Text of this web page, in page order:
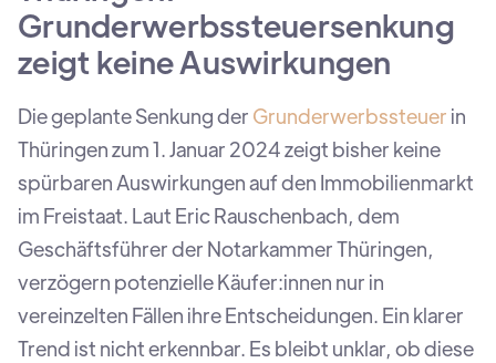
Grunderwerbssteuersenkung
zeigt keine Auswirkungen
Die geplante Senkung der Grunderwerbssteuer in
Thüringen zum 1. Januar 2024 zeigt bisher keine
spürbaren Auswirkungen auf den Immobilienmarkt
im Freistaat. Laut Eric Rauschenbach, dem
Geschäftsführer der Notarkammer Thüringen,
verzögern potenzielle Käufer:innen nur in
vereinzelten Fällen ihre Entscheidungen. Ein klarer
Trend ist nicht erkennbar. Es bleibt unklar, ob diese